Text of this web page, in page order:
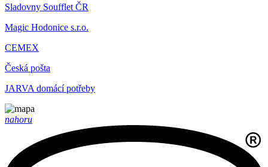
Sladovny Soufflet ČR
Magic Hodonice s.r.o.
CEMEX
Česká pošta
JARVA domácí potřeby
nahoru